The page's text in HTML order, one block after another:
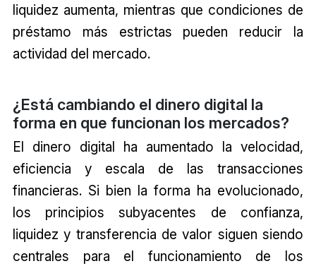
liquidez aumenta, mientras que condiciones de
préstamo más estrictas pueden reducir la
actividad del mercado.
¿Está cambiando el dinero digital la
forma en que funcionan los mercados?
El dinero digital ha aumentado la velocidad,
eficiencia y escala de las transacciones
financieras. Si bien la forma ha evolucionado,
los principios subyacentes de confianza,
liquidez y transferencia de valor siguen siendo
centrales para el funcionamiento de los